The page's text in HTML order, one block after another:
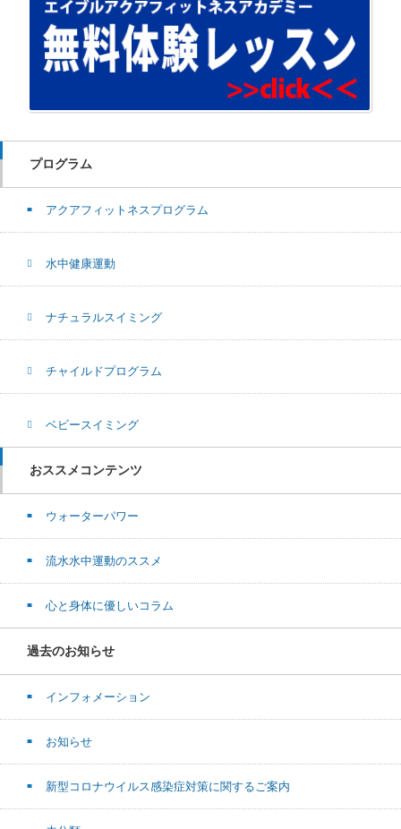
プログラム
アクアフィットネスプログラム
水中健康運動
ナチュラルスイミング
チャイルドプログラム
ベビースイミング
おススメコンテンツ
ウォーターパワー
流水水中運動のススメ
心と身体に優しいコラム
過去のお知らせ
インフォメーション
お知らせ
新型コロナウイルス感染症対策に関するご案内